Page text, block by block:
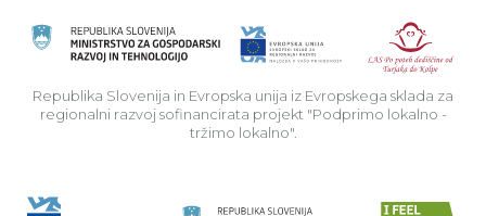
Republika Slovenija in Evropska unija iz Evropskega sklada za
regionalni razvoj sofinancirata projekt "Podprimo lokalno -
tržimo lokalno".